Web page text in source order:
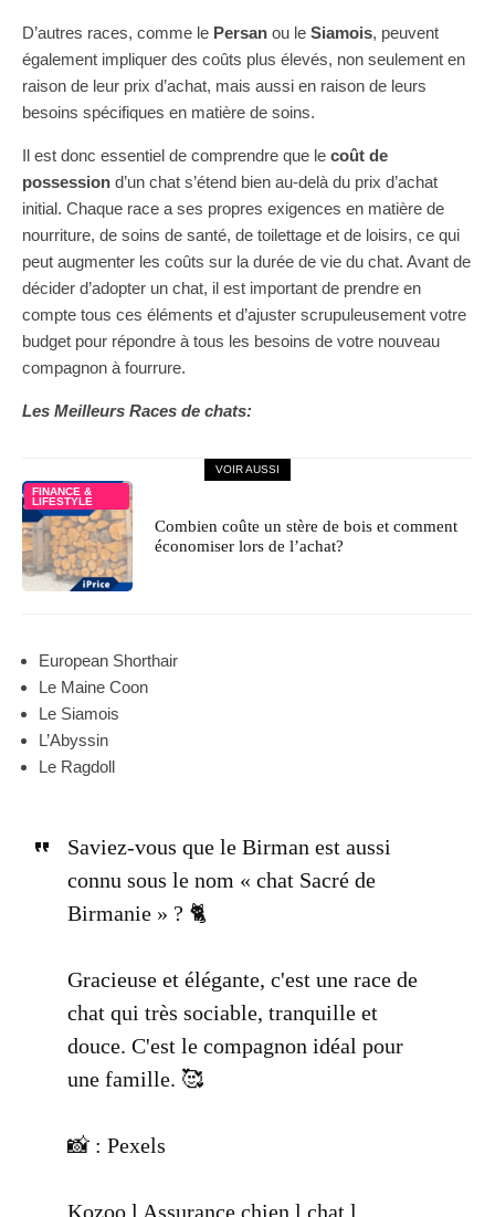
D’autres races, comme le Persan ou le Siamois, peuvent
également impliquer des coûts plus élevés, non seulement en
raison de leur prix d’achat, mais aussi en raison de leurs
besoins spécifiques en matière de soins.
Il est donc essentiel de comprendre que le coût de
possession d’un chat s’étend bien au-delà du prix d’achat
initial. Chaque race a ses propres exigences en matière de
nourriture, de soins de santé, de toilettage et de loisirs, ce qui
peut augmenter les coûts sur la durée de vie du chat. Avant de
décider d’adopter un chat, il est important de prendre en
compte tous ces éléments et d’ajuster scrupuleusement votre
budget pour répondre à tous les besoins de votre nouveau
compagnon à fourrure.
Les Meilleurs Races de chats:
VOIR AUSSI
FINANCE &
LIFESTYLE
Combien coûte un stère de bois et comment
économiser lors de l’achat?
European Shorthair
Le Maine Coon
Le Siamois
L’Abyssin
Le Ragdoll
Saviez-vous que le Birman est aussi
connu sous le nom « chat Sacré de
Birmanie » ? 🐈
Gracieuse et élégante, c'est une race de
chat qui très sociable, tranquille et
douce. C'est le compagnon idéal pour
une famille. 🥰
📸 : Pexels
Kozoo l Assurance chien l chat l